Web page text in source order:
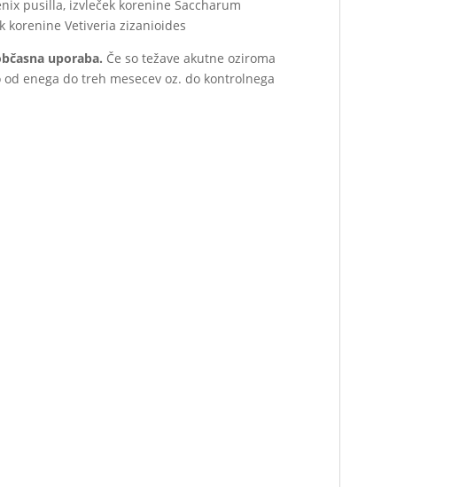
pusilla, izvleček korenine Saccharum
korenine Vetiveria zizanioides
uporaba. Če so težave akutne oziroma
enega do treh mesecev oz. do kontrolnega